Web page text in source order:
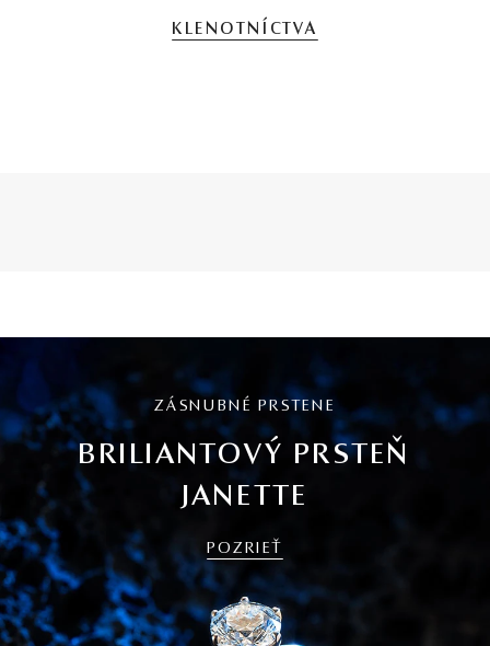
KLENOTNÍCTVA
ZÁSNUBNÉ PRSTENE
BRILIANTOVÝ PRSTEŇ
JANETTE
POZRIEŤ